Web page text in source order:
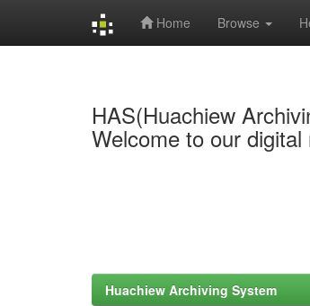
Home Browse
HAS(Huachiew
Welcome to our
Huachiew Archiving System